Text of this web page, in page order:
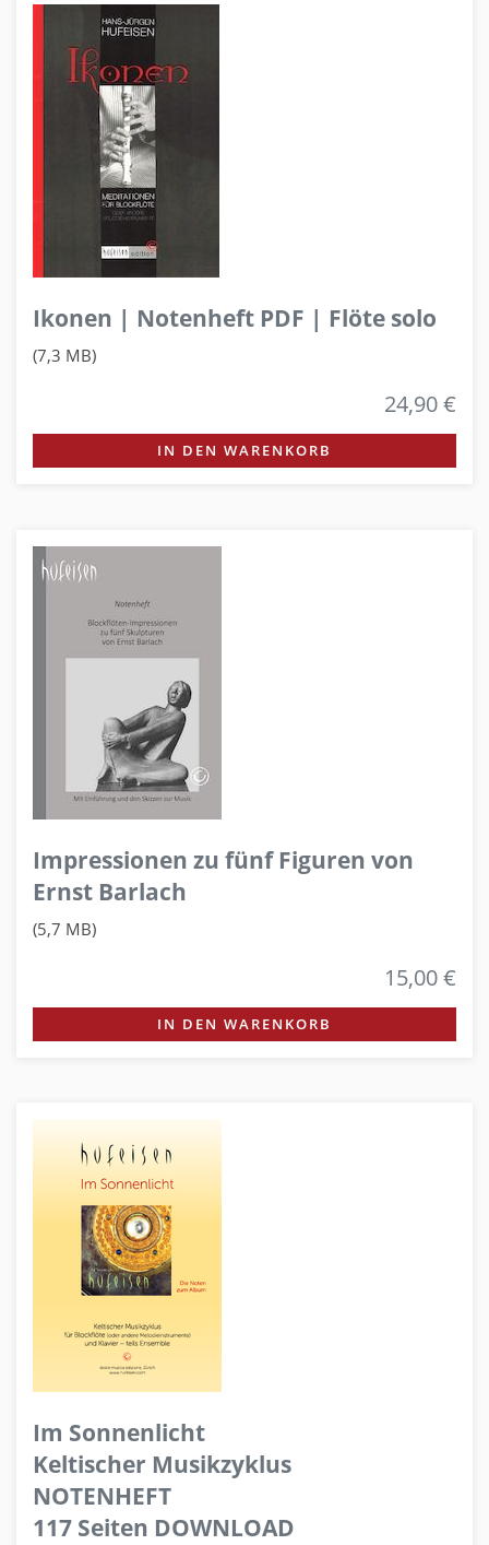
Ikonen | Notenheft PDF | Flöte solo
(7,3 MB)
24,90 €
IN DEN WARENKORB
Impressionen zu fünf Figuren von
Ernst Barlach
(5,7 MB)
15,00 €
IN DEN WARENKORB
Im Sonnenlicht
Keltischer Musikzyklus
NOTENHEFT
117 Seiten DOWNLOAD